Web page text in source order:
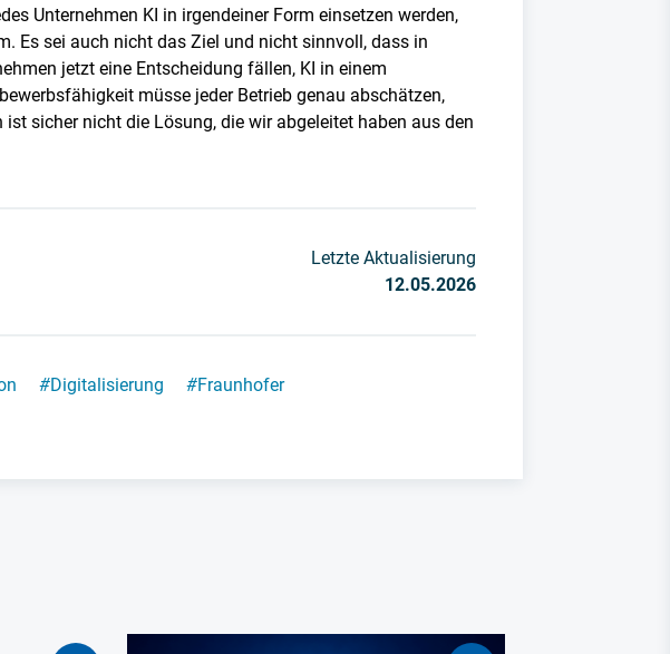
Unternehmen KI in irgendeiner Form einsetzen werden,
Es sei auch nicht das Ziel und nicht sinnvoll, dass in
jetzt eine Entscheidung fällen, KI in einem
müsse jeder Betrieb genau abschätzen,
sicher nicht die Lösung, die wir abgeleitet haben aus den
Letzte Aktualisierung
12.05.2026
#Digitalisierung #Fraunhofer